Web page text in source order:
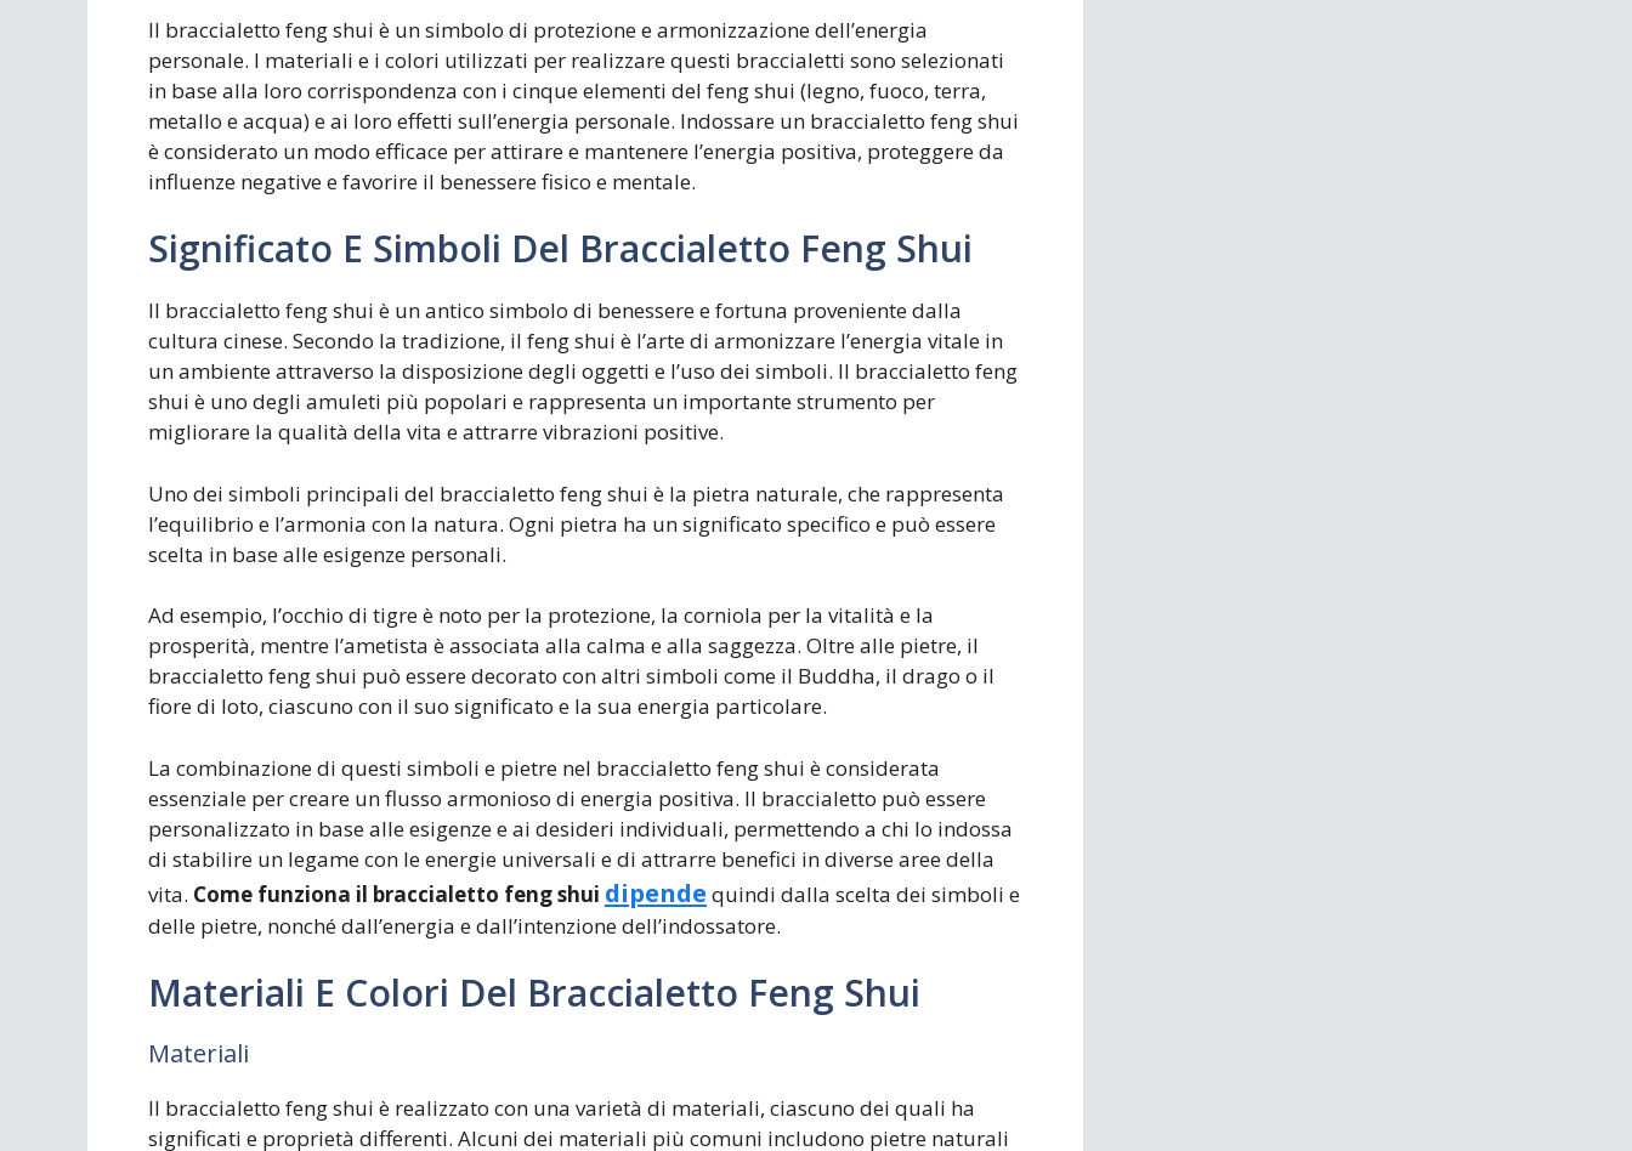
Il braccialetto feng shui è un simbolo di protezione e armonizzazione dell’energia
personale. I materiali e i colori utilizzati per realizzare questi braccialetti sono selezionati
in base alla loro corrispondenza con i cinque elementi del feng shui (legno, fuoco, terra,
metallo e acqua) e ai loro effetti sull’energia personale. Indossare un braccialetto feng shui
è considerato un modo efficace per attirare e mantenere l’energia positiva, proteggere da
influenze negative e favorire il benessere fisico e mentale.
Significato E Simboli Del Braccialetto Feng Shui
Il braccialetto feng shui è un antico simbolo di benessere e fortuna proveniente dalla
cultura cinese. Secondo la tradizione, il feng shui è l’arte di armonizzare l’energia vitale in
un ambiente attraverso la disposizione degli oggetti e l’uso dei simboli. Il braccialetto feng
shui è uno degli amuleti più popolari e rappresenta un importante strumento per
migliorare la qualità della vita e attrarre vibrazioni positive.
Uno dei simboli principali del braccialetto feng shui è la pietra naturale, che rappresenta
l’equilibrio e l’armonia con la natura. Ogni pietra ha un significato specifico e può essere
scelta in base alle esigenze personali.
Ad esempio, l’occhio di tigre è noto per la protezione, la corniola per la vitalità e la
prosperità, mentre l’ametista è associata alla calma e alla saggezza. Oltre alle pietre, il
braccialetto feng shui può essere decorato con altri simboli come il Buddha, il drago o il
fiore di loto, ciascuno con il suo significato e la sua energia particolare.
La combinazione di questi simboli e pietre nel braccialetto feng shui è considerata
essenziale per creare un flusso armonioso di energia positiva. Il braccialetto può essere
personalizzato in base alle esigenze e ai desideri individuali, permettendo a chi lo indossa
di stabilire un legame con le energie universali e di attrarre benefici in diverse aree della
vita. Come funziona il braccialetto feng shui dipende quindi dalla scelta dei simboli e
delle pietre, nonché dall’energia e dall’intenzione dell’indossatore.
Materiali E Colori Del Braccialetto Feng Shui
Materiali
Il braccialetto feng shui è realizzato con una varietà di materiali, ciascuno dei quali ha
significati e proprietà differenti. Alcuni dei materiali più comuni includono pietre naturali